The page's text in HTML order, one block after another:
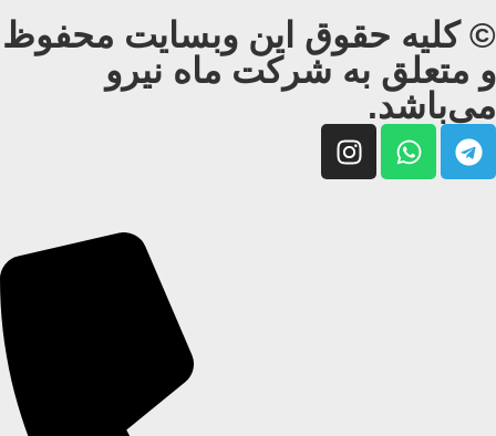
© کلیه حقوق این وبسایت محفوظ
و متعلق به شرکت ماه نیرو
می‌باشد.